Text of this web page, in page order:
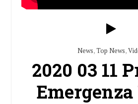
News,Top News,
2020 03 11